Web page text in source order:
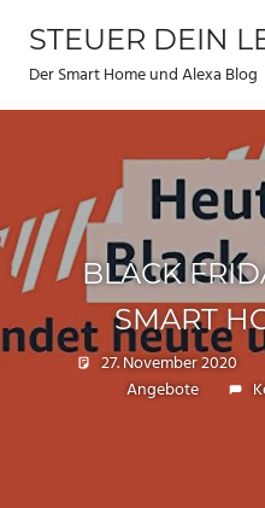
Inhalt
springen
STEUER DEIN
Der Smart Home und Alexa Blog
BLACK
SMART
27. November 2020
Angebote